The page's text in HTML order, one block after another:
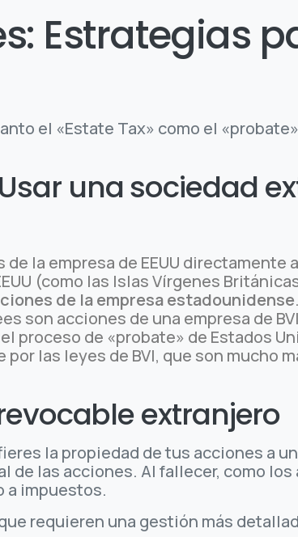
Estrategias
el «Estate Tax» como el
una sociedad
la empresa de EEUU directamente
(como las Islas Vírgenes
de la empresa estadounidense.
son acciones de una empresa de
proceso de «probate» de Estados
las leyes de BVI, que son mucho
extranjero
la propiedad de tus acciones a
de las acciones. Al fallecer, como
a impuestos.
requieren una gestión más